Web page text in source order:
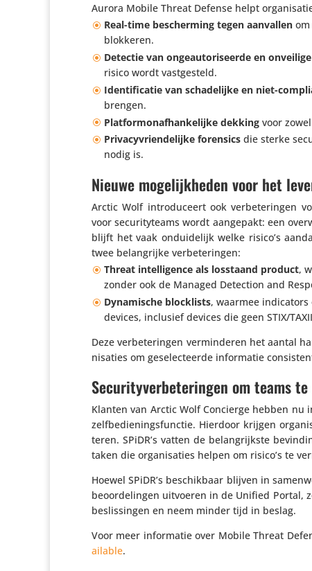
Aurora Mobile Threat Defense helpt
Real-time bescher­ming tegen aanvallen
blokkeren.
Detectie van onge­au­to­ri­seerde en
risico wordt vastgesteld.
Iden­ti­fi­catie van scha­de­lijke en niet-
brengen.
Plat­for­mon­af­han­ke­lijke dekkingvoor
Priva­cy­vrien­de­lijke forensics die sterke
nodig is.
Nieuwe mogelijkheden voor het
Arctic Wolf intro­du­ceert ook verbe­te­ringen
voor secu­ri­ty­teams wordt aangepakt: een
blijft het vaak ondui­de­lijk welke risico’s
twee belang­rijke verbeteringen:
Threat intel­li­gence als losstaand product,
zonder ook de Managed Detection and
Dyna­mi­sche block­lists, waarmee
devices, inclusief devices die geen STIX/­
Deze verbe­te­ringen vermin­deren het aantal
ni­sa­ties om gese­lec­teerde infor­matie
Securityverbeteringen om teams
Klanten van Arctic Wolf Concierge hebben nu
zelf­be­die­nings­functie. Hierdoor krijgen
teren. SPiDR’s vatten de belang­rijkste
taken die orga­ni­sa­ties helpen om risico’s te
Hoewel SPiDR’s beschik­baar blijven in
be­oor­de­lingen uitvoeren in de Unified Portal,
beslis­singen en neem minder tijd in beslag.
Voor meer infor­matie over Mobile Threat
a​i​l​able.